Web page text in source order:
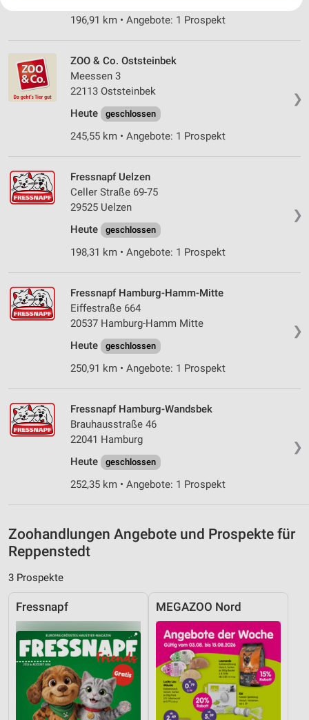
196,91 km • Angebote: 1 Prospekt
❯
ZOO & Co. Oststeinbek
Meessen 3
22113 Oststeinbek
Heute
geschlossen
245,55 km • Angebote: 1 Prospekt
❯
Fressnapf Uelzen
Celler Straße 69-75
29525 Uelzen
Heute
geschlossen
198,31 km • Angebote: 1 Prospekt
❯
Fressnapf Hamburg-Hamm-Mitte
Eiffestraße 664
20537 Hamburg-Hamm Mitte
Heute
geschlossen
250,91 km • Angebote: 1 Prospekt
❯
Fressnapf Hamburg-Wandsbek
Brauhausstraße 46
22041 Hamburg
Heute
geschlossen
252,35 km • Angebote: 1 Prospekt
Zoohandlungen Angebote und Prospekte für
Reppenstedt
3 Prospekte
Fressnapf MEGAZOO Nord
Website/App.
Wir nutzen Ihre Daten für folgende Zwecke:
IAB-Verarbeitungszwecke:
Speichern von oder Zugriff auf Informationen
auf einem Endgerät
Werbeanzeigen
Erstellung von Profilen für personalisierte
Werbung
Verwendung von Profilen zur Auswahl
personalisierter Werbung
Erstellung von Profilen zur Personalisierung
Verwendung von Profilen zur Auswahl
personalisierter Inhalte
Messung der Werbeleistung
Messung der Performance von Inhalten
Quellen
Entwicklung und Verbesserung der Angebote
Verwendung reduzierter Daten zur Auswahl von
Geräte anhand von aktiv angeforderten
Informationen identifizieren
Nicht-IAB-Verarbeitungszwecke:
Notwendig
Performance
Funktional
Werbung